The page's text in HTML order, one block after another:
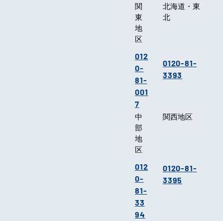
関
東
地
区
012
0-
81-
001
7
北海道・東
北
0120-81-
3393
中
部
地
区
012
0-
81-
33
94
関西地区
0120-81-
3395